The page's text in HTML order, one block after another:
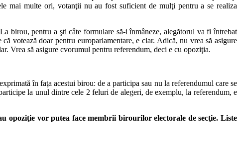
mai multe ori, votanţii nu au fost suficient de mulţi pentru a se realiza
birou, pentru a şti câte formulare să-i înmâneze, alegătorul va fi întrebat
votează doar pentru europarlamentare, e clar. Adică, nu vrea să asigure
Vrea să asigure cvorumul pentru referendum, deci e cu opoziţia.
în faţa acestui birou: de a participa sau nu la referendumul care se
la unul dintre cele 2 feluri de alegeri, de exemplu, la referendum, e
opoziţie vor putea face membrii birourilor electorale de secţie. Liste